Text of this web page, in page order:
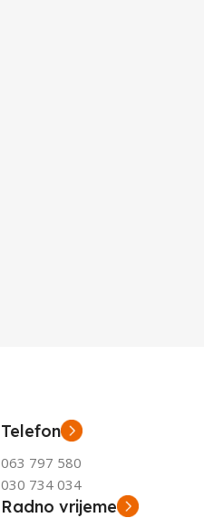
Telefon
063 797 580
030 734 034
Radno vrijeme